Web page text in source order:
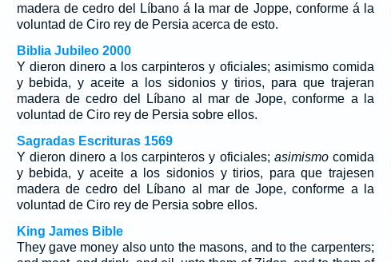
madera de cedro del Líbano á la mar de Joppe, conforme á la
voluntad de Ciro rey de Persia acerca de esto.
Biblia Jubileo 2000
Y dieron dinero a los carpinteros y oficiales; asimismo comida
y bebida, y aceite a los sidonios y tirios, para que trajeran
madera de cedro del Líbano al mar de Jope, conforme a la
voluntad de Ciro rey de Persia sobre ellos.
Sagradas Escrituras 1569
Y dieron dinero a los carpinteros y oficiales; asimismocomida
y bebida, y aceite a los sidonios y tirios, para que trajesen
madera de cedro del Líbano al mar de Jope, conforme a la
voluntad de Ciro rey de Persia sobre ellos.
King James Bible
They gave money also unto the masons, and to the carpenters;